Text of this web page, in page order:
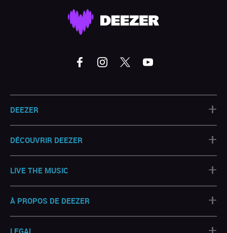
DEEZER +
DÉCOUVRIR DEEZER +
LIVE THE MUSIC +
À PROPOS DE DEEZER +
LEGAL